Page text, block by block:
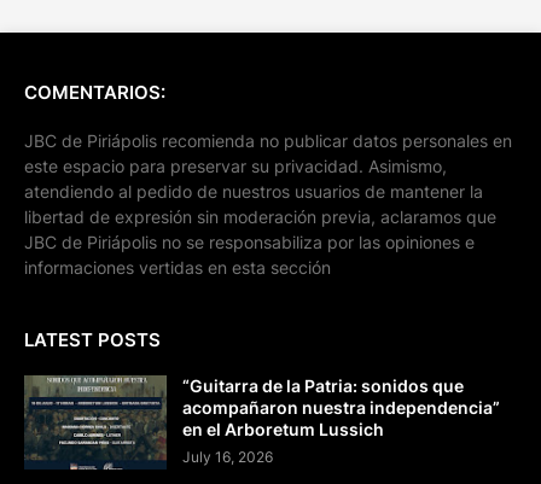
COMENTARIOS:
JBC de Piriápolis recomienda no publicar datos personales en
este espacio para preservar su privacidad. Asimismo,
atendiendo al pedido de nuestros usuarios de mantener la
libertad de expresión sin moderación previa, aclaramos que
JBC de Piriápolis no se responsabiliza por las opiniones e
informaciones vertidas en esta sección
LATEST POSTS
“Guitarra de la Patria: sonidos que
acompañaron nuestra independencia”
en el Arboretum Lussich
July 16, 2026